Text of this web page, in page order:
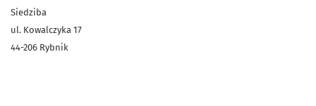
Siedziba
ul. Kowalczyka 17
44-206 Rybnik